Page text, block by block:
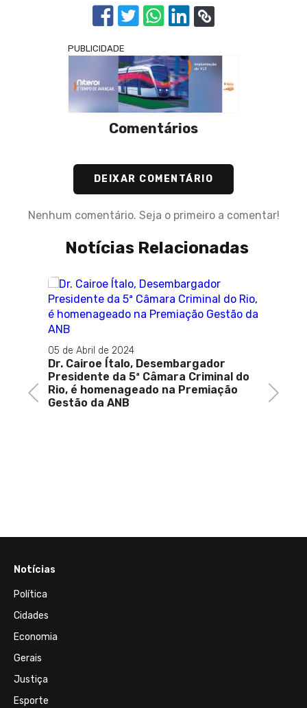
PUBLICIDADE
Comentários
DEIXAR COMENTÁRIO
Nenhum comentário. Seja o primeiro a comentar!
Notícias Relacionadas
Previous
05 de Abril de 2024
Dr. Cairoe Ítalo, Desembargador
Presidente da 5ª Câmara Criminal do
Rio, é homenageado na Premiação
Gestão da ANB
Next
Notícias
Política
Cidades
Economia
Gerais
Justiça
Esporte